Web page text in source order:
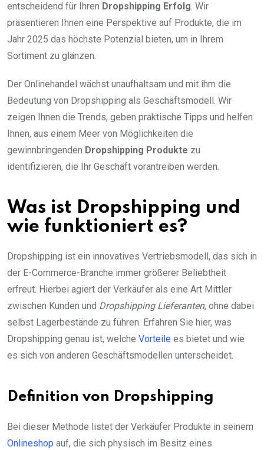
entscheidend für Ihren Dropshipping Erfolg. Wir
präsentieren Ihnen eine Perspektive auf Produkte, die im
Jahr 2025 das höchste Potenzial bieten, um in Ihrem
Sortiment zu glänzen.
Der Onlinehandel wächst unaufhaltsam und mit ihm die
Bedeutung von Dropshipping als Geschäftsmodell. Wir
zeigen Ihnen die Trends, geben praktische Tipps und helfen
Ihnen, aus einem Meer von Möglichkeiten die
gewinnbringenden Dropshipping Produkte zu
identifizieren, die Ihr Geschäft vorantreiben werden.
Was ist Dropshipping und
wie funktioniert es?
Dropshipping ist ein innovatives Vertriebsmodell, das sich in
der E-Commerce-Branche immer größerer Beliebtheit
erfreut. Hierbei agiert der Verkäufer als eine Art Mittler
zwischen Kunden und Dropshipping Lieferanten, ohne dabei
selbst Lagerbestände zu führen. Erfahren Sie hier, was
Dropshipping genau ist, welche Vorteile es bietet und wie
es sich von anderen Geschäftsmodellen unterscheidet.
Definition von Dropshipping
Bei dieser Methode listet der Verkäufer Produkte in seinem
Onlineshop auf, die sich physisch im Besitz eines